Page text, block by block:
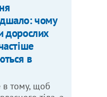
чому
дорослих
в
в тому, щоб